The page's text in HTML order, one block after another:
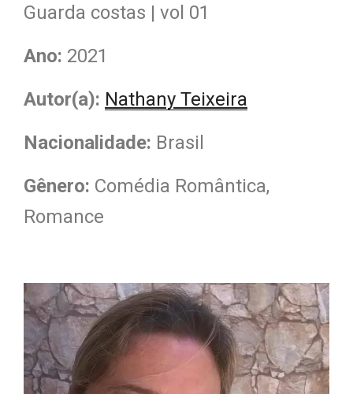
Guarda costas | vol 01
Ano: 2021
Autor(a): Nathany Teixeira
Nacionalidade: Brasil
Gênero: Comédia Romântica,
Romance